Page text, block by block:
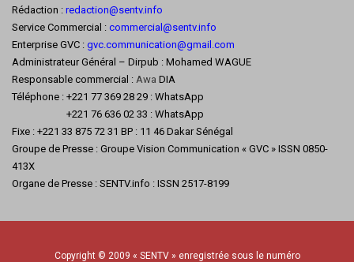
Rédaction : redaction@sentv.info
Service Commercial : commercial@sentv.info
Enterprise GVC : gvc.communication@gmail.com
Administrateur Général – Dirpub : Mohamed WAGUE
Responsable commercial : Awa DIA
Téléphone : +221 77 369 28 29 : WhatsApp
+221 76 636 02 33 : WhatsApp
Fixe : +221 33 875 72 31 BP : 11 46 Dakar Sénégal
Groupe de Presse : Groupe Vision Communication « GVC » ISSN 0850-
413X
Organe de Presse : SENTV.info : ISSN 2517-8199
Copyright © 2009 « SENTV » enregistrée sous le numéro